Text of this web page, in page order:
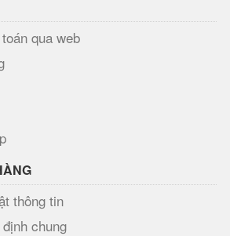
qua web
thông tin
chung